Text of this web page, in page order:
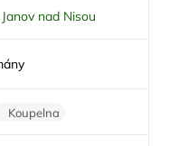
nad Nisou
Koupelna
vstup